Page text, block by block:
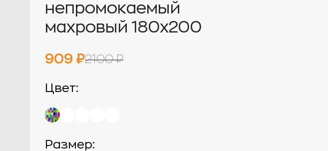
непромокаемый
махровый 180х200
909 ₽2100 ₽
Цвет:
Размер: